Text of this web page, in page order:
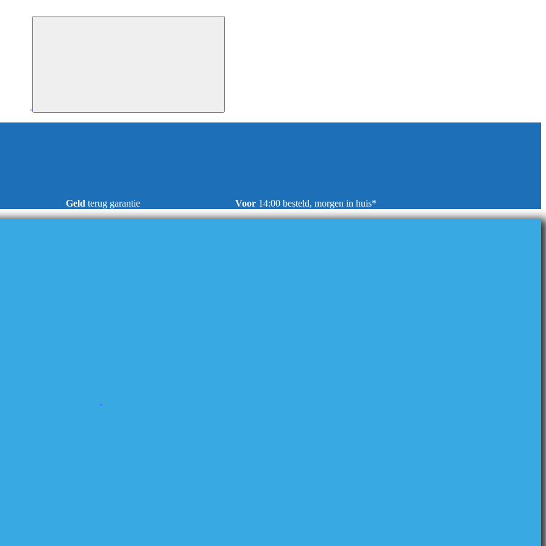
Geld terug garantie Voor 14:00 besteld, morgen in huis*